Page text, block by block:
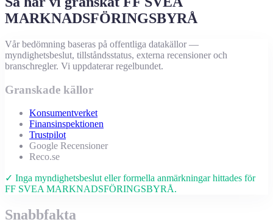
MARKNADSFÖRINGSBYRÅ
Vår bedömning baseras på offentliga datakällor —
myndighetsbeslut, tillståndsstatus, externa recensioner och
branschregler. Vi uppdaterar regelbundet.
Granskade källor
Konsumentverket
Finansinspektionen
Trustpilot
Google Recensioner
Reco.se
✓ Inga myndighetsbeslut eller formella anmärkningar hittades för
FF SVEA MARKNADSFÖRINGSBYRÅ.
Snabbfakta